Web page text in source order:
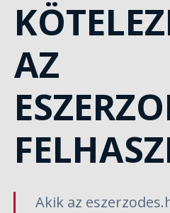
AZ
Akik az